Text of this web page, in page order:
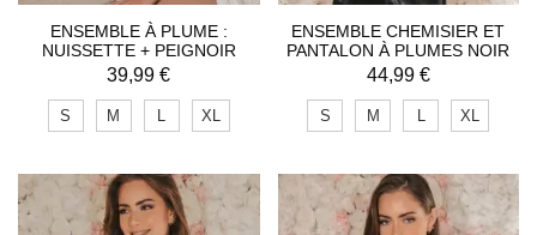
ENSEMBLE À PLUME :
NUISSETTE + PEIGNOIR
39,99€
S M L XL
ENSEMBLE CHEMISIER ET
PANTALON À PLUMES NOIR
44,99 €
S M L XL